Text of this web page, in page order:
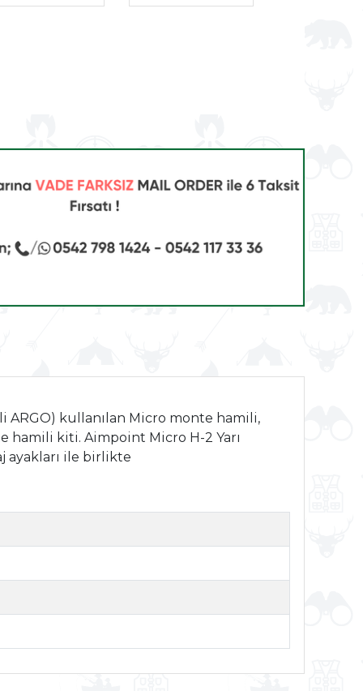
ARGO) kullanılan Micro monte hamili,
hamili kiti. Aimpoint Micro H-2 Yarı
ayakları ile birlikte